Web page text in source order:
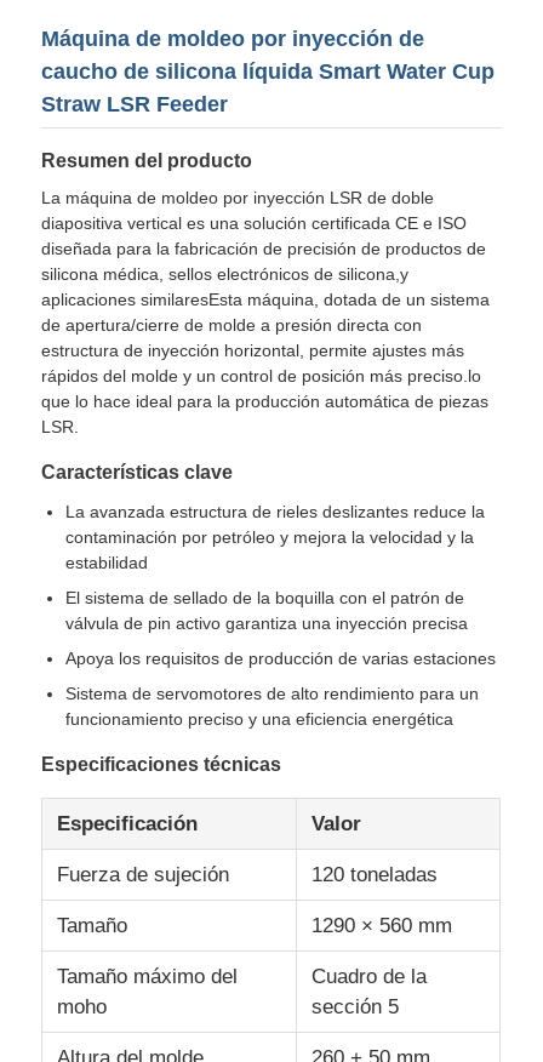
Inicio
Productos
Sobre nosotros
Visita a la fábrica
Control de Calidad
noticias
Todos los casos
Solicitar una cotización
Máquina de moldeo por inyección LSR
Máquina de moldeo por inyección de
caucho de silicona líquida Smart Water Cup
Straw LSR Feeder
Resumen del producto
La máquina de moldeo por inyección LSR de doble
diapositiva vertical es una solución certificada CE e ISO
diseñada para la fabricación de precisión de productos de
silicona médica, sellos electrónicos de silicona,y
aplicaciones similaresEsta máquina, dotada de un sistema
de apertura/cierre de molde a presión directa con
estructura de inyección horizontal, permite ajustes más
rápidos del molde y un control de posición más preciso.lo
que lo hace ideal para la producción automática de piezas
LSR.
Características clave
La avanzada estructura de rieles deslizantes reduce la
contaminación por petróleo y mejora la velocidad y la
estabilidad
El sistema de sellado de la boquilla con el patrón de
válvula de pin activo garantiza una inyección precisa
Apoya los requisitos de producción de varias estaciones
Sistema de servomotores de alto rendimiento para un
funcionamiento preciso y una eficiencia energética
Especificaciones técnicas
Especificación Valor
Fuerza de sujeción 120 toneladas
Tamaño 1290 × 560 mm
Tamaño máximo del
moho
Cuadro de la
sección 5
Altura del molde 260 + 50 mm